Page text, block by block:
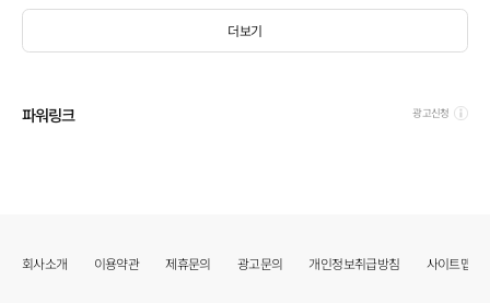
더보기
파워링크 광고신청
회사소개 이용약관 제휴문의 광고문의 개인정보취급방침 사이트맵